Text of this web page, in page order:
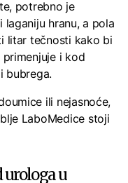
potrebno je
hranu, a pola
litar tečnosti kako bi
i kod
bubrega.
ili nejasnoće,
LaboMedice stoji
u